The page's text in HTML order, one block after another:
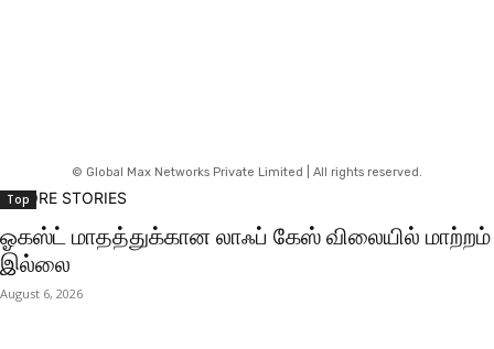
© Global Max Networks Private Limited | All rights reserved.
MORE STORIES
Top
ஓகஸ்ட் மாதத்துக்கான லாஃப் கேஸ் விலையில் மாற்றம்
இல்லை
August 6, 2026